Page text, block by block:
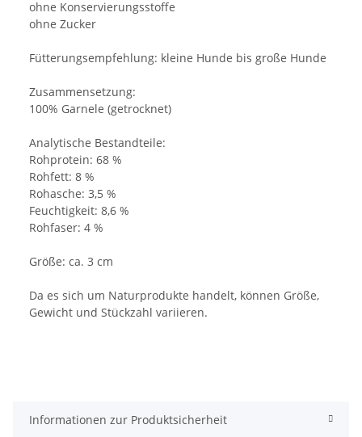
ohne Konservierungsstoffe
ohne Zucker
Fütterungsempfehlung: kleine Hunde bis große Hunde
Zusammensetzung:
100% Garnele (getrocknet)
Analytische Bestandteile:
Rohprotein: 68 %
Rohfett: 8 %
Rohasche: 3,5 %
Feuchtigkeit: 8,6 %
Rohfaser: 4 %
Größe: ca. 3 cm
Da es sich um Naturprodukte handelt, können Größe,
Gewicht und Stückzahl variieren.
Informationen zur Produktsicherheit